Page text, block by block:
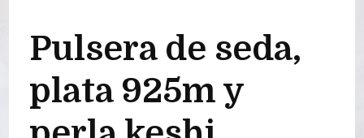
Pulsera de seda,
plata 925m y